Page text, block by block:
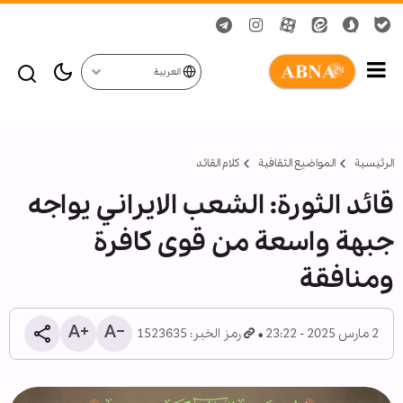
العربية
الرئيسية المواضیع الثقافية کلام القائد
قائد الثورة: الشعب الايراني يواجه
جبهة واسعة من قوى كافرة
ومنافقة
2 مارس 2025 - 23:22 رمز الخبر: 1523635